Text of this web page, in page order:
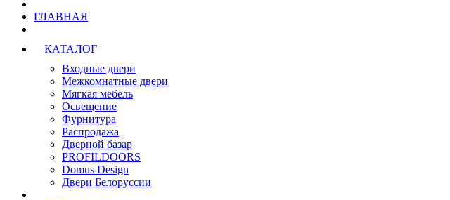
ГЛАВНАЯ
КАТАЛОГ
Входные двери
Межкомнатные двери
Мягкая мебель
Освещение
Фурнитура
Распродажа
Дверной базар
PROFILDOORS
Domus Design
Двери Белоруссии